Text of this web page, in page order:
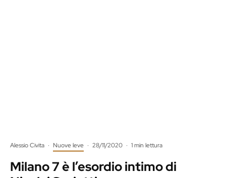
Alessio Civita · Nuove leve · 28/11/2020 · 1 min lettura
Milano 7 è l’esordio intimo di